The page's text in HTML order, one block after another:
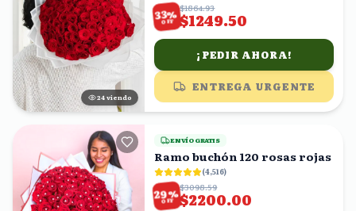
24 viendo
33%
OFF
$1864.93
$1249.50
¡PEDIR AHORA!
ENTREGA URGENTE
ENVÍO GRATIS
Ramo buchón 120 rosas rojas
(4,516)
29%
OFF
$3098.59
$2200.00